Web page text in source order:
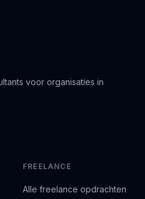
voor organisaties in
FREELANCE
Alle freelance opdrachten